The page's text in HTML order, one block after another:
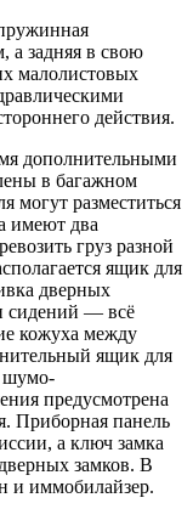
а задняя в свою
малолистовых
действия.
дополнительными
в багажном
могут разместиться
имеют два
груз разной
ящик для
дверных
сидений — всё
кожуха между
ящик для
шумо-
предусмотрена
Приборная панель
а ключ замка
замков. В
и иммобилайзер.